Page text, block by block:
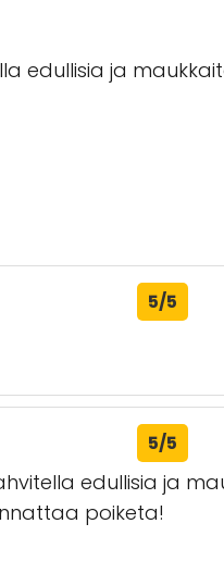
edullisia ja
5/5
5/5
edullisia ja
poiketa!